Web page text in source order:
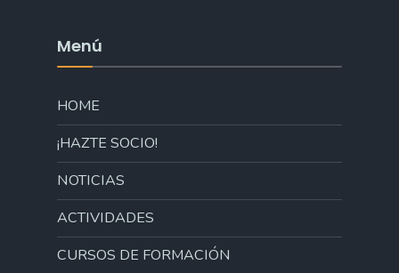
Menú
HOME
¡HAZTE SOCIO!
NOTICIAS
ACTIVIDADES
CURSOS DE FORMACIÓN